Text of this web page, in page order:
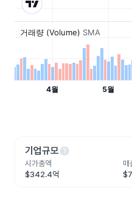
기업규모help
시가총액
$342.4억
매